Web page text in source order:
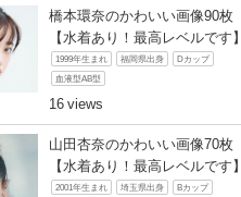
橋本環奈のかわいい画像90枚
【水着あり！最高レベルです】
1999年生まれ 福岡県出身 Dカップ
血液型AB型
16
山田杏奈のかわいい画像70枚
【水着あり！最高レベルです】
2001年生まれ 埼玉県出身 Bカップ